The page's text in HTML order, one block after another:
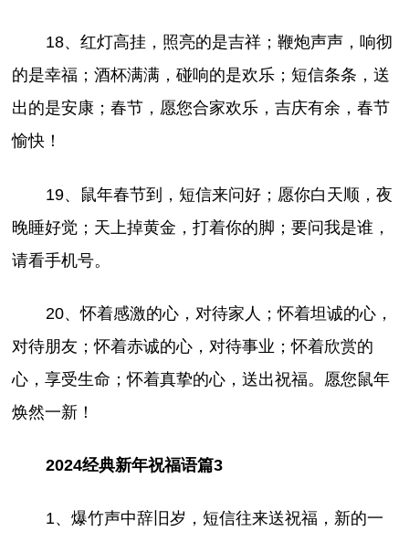
18、红灯高挂，照亮的是吉祥；鞭炮声声，响彻
的是幸福；酒杯满满，碰响的是欢乐；短信条条，送
出的是安康；春节，愿您合家欢乐，吉庆有余，春节
愉快！
19、鼠年春节到，短信来问好；愿你白天顺，夜
晚睡好觉；天上掉黄金，打着你的脚；要问我是谁，
请看手机号。
20、怀着感激的心，对待家人；怀着坦诚的心，
对待朋友；怀着赤诚的心，对待事业；怀着欣赏的
心，享受生命；怀着真挚的心，送出祝福。愿您鼠年
焕然一新！
2024经典新年祝福语篇3
1、爆竹声中辞旧岁，短信往来送祝福，新的一